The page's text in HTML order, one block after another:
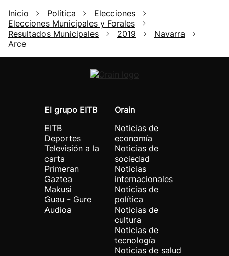
Inicio Política
Elecciones
Elecciones Municipales y Forales
Resultados Municipales
2019
Navarra
Arce
El grupo EITB
EITB
Deportes
Televisión a la
carta
Primeran
Gaztea
Makusi
Guau - Gure
Audioa
Orain
Noticias de
economía
Noticias de
sociedad
Noticias
internacionales
Noticias de
política
Noticias de
cultura
Noticias de
tecnología
Noticias de salud